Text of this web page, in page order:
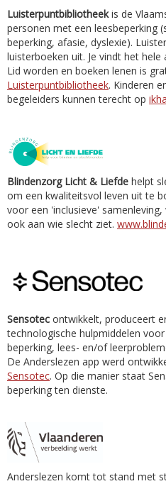
Luisterpuntbibliotheekis de
personen met een leesbeperking
beperking, afasie, dyslexie).
luisterboeken uit. Je vindt het hele
Lid worden en boeken lenen is
Luisterpuntbibliotheek. Kinderen
begeleiders kunnen terecht op
Blindenzorg Licht & Liefde helpt
om een kwaliteitsvol leven uit te
voor een 'inclusieve'
ook aan wie slecht ziet.
Sensotec ontwikkelt, produceert
technologische hulpmiddelen
beperking, lees- en/of
De Anderslezen app werd
Sensotec. Op die manier staat
beperking ten dienste.
Anderslezen komt tot stand met